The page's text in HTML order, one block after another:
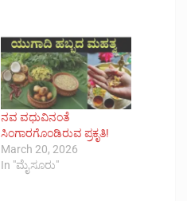
ನವ ವಧುವಿನಂತೆ
ಸಿಂಗಾರಗೊಂಡಿರುವ ಪ್ರಕೃತಿ!
March 20, 2026
In "ಮೈಸೂರು"